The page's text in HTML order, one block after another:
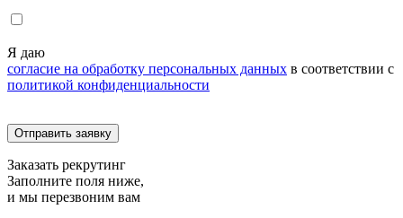
Я даю
согласие на обработку персональных данных в соответствии с
политикой конфиденциальности
Заказать рекрутинг
Заполните поля ниже,
и мы перезвоним вам